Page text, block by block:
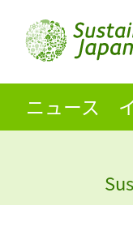
ニュース